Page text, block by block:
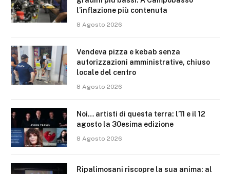
l’inflazione più contenuta
8 Agosto 2026
Vendeva pizza e kebab senza
autorizzazioni amministrative, chiuso
locale del centro
8 Agosto 2026
Noi… artisti di questa terra: l’11 e il 12
agosto la 30esima edizione
8 Agosto 2026
Ripalimosani riscopre la sua anima: al